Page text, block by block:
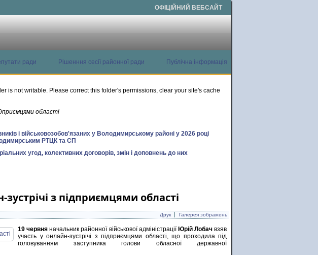
ОФІЦІЙНИЙ ВЕБСАЙТ
ради Рішенння сесії районної ради
Публічна інформація
is not writable. Please correct this folder's permissions, clear your site's cache
області
і військовозобов'язаних у Володимирському районі у 2026 році
РТЦК та СП
угод, колективних договорів, змін і доповнень до них
з підприємцями області
Друк Галерея зображень
19 червня начальник районної військової адміністрації Юрій Лобачвзяв
участь у онлайн-зустрічі з підприємцями області, що проходила під
головуванням заступника голови обласної державної